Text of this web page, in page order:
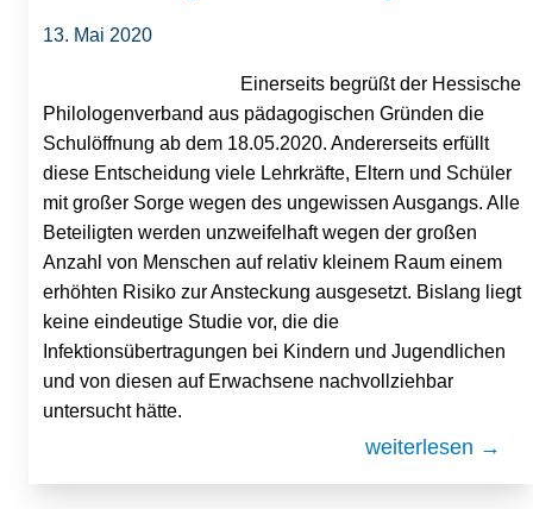
13. Mai 2020
Einerseits begrüßt der Hessische
Philologenverband aus pädagogischen Gründen die
Schulöffnung ab dem 18.05.2020. Andererseits erfüllt
diese Entscheidung viele Lehrkräfte, Eltern und Schüler
mit großer Sorge wegen des ungewissen Ausgangs. Alle
Beteiligten werden unzweifelhaft wegen der großen
Anzahl von Menschen auf relativ kleinem Raum einem
erhöhten Risiko zur Ansteckung ausgesetzt. Bislang liegt
keine eindeutige Studie vor, die die
Infektionsübertragungen bei Kindern und Jugendlichen
und von diesen auf Erwachsene nachvollziehbar
untersucht hätte.
weiterlesen →